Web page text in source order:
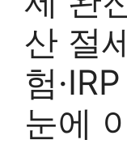
산 절
험
눈에